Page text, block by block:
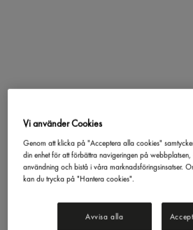
Ida Storkök
137,69
Jmf.pris : 55,08 kr /
210,94
Vi använder Cookies
Genom att klicka på "Acceptera alla cookies"
din enhet för att förbättra navigeringen på
användning och bistå i våra marknadsföringsinsatser.
kan du trycka på "Hantera cookies".
Avvisa alla